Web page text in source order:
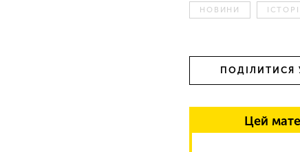
НОВИНИ
ПОДІЛИТИСЯ
Цей